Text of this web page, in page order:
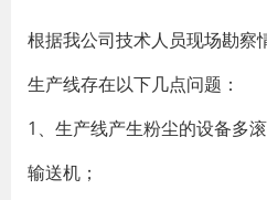
根据我公司技术人员现场勘察
生产线存在以下几点问题：
1、生产线产生粉尘的设备多
输送机；